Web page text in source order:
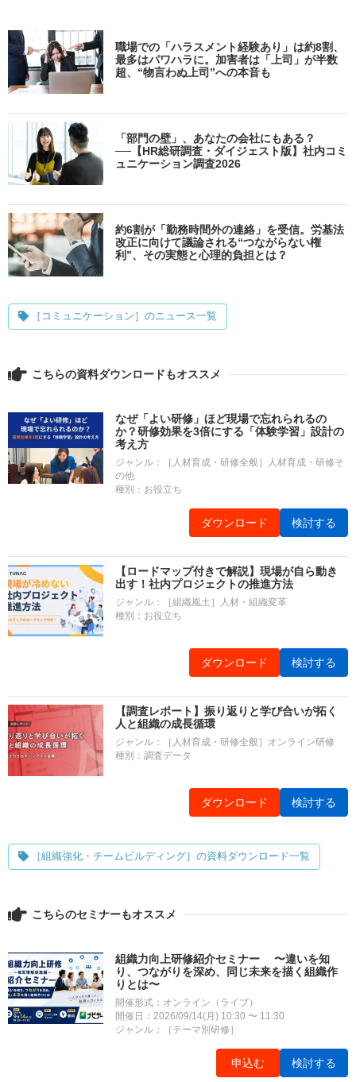
職場での「ハラスメント経験あり」は約8割、
最多はパワハラに。加害者は「上司」が半数
超、“物言わぬ上司”への本音も
「部門の壁」、あなたの会社にもある？
──【HR総研調査・ダイジェスト版】社内コミ
ュニケーション調査2026
約6割が「勤務時間外の連絡」を受信。労基法
改正に向けて議論される“つながらない権
利”、その実態と心理的負担とは？
［コミュニケーション］のニュース一覧
こちらの資料ダウンロードもオススメ
なぜ「よい研修」ほど現場で忘れられるの
か？研修効果を3倍にする「体験学習」設計の
考え方
ジャンル：［人材育成・研修全般］人材育成・研修そ
の他
種別：お役立ち
ダウンロード 検討する
【ロードマップ付きで解説】現場が自ら動き
出す！社内プロジェクトの推進方法
ジャンル：［組織風土］人材・組織変革
種別：お役立ち
ダウンロード 検討する
【調査レポート】振り返りと学び合いが拓く
人と組織の成長循環
ジャンル：［人材育成・研修全般］オンライン研修
種別：調査データ
ダウンロード 検討する
［組織強化・チームビルディング］の資料ダウンロード一覧
こちらのセミナーもオススメ
組織力向上研修紹介セミナー 〜違いを知
り、つながりを深め、同じ未来を描く組織作
りとは〜
開催形式：オンライン（ライブ）
開催日：2026/09/14(月) 10:30 〜 11:30
ジャンル：［テーマ別研修］
申込む 検討する